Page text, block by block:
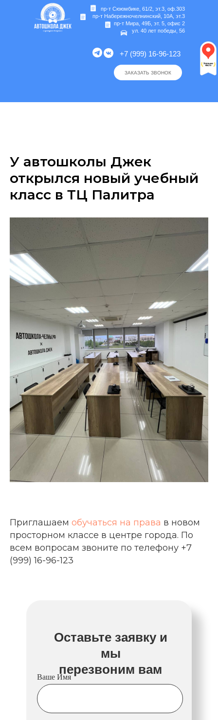
ЗАКАЗАТЬ ЗВОНОК
пр-т Сююмбике, 61/2, эт.3, оф.303
пр-т Набережночелнинский, 10А, эт.3
пр-т Мира, 49Б, эт. 5, офис 2
ул. 40 лет победы, 56
+7 (999) 16-96-123
У автошколы Джек
открылся новый учебный
класс в ТЦ Палитра
Приглашаем обучаться на права в новом
просторном классе в центре города. По
всем вопросам звоните по телефону +7
(999) 16-96-123
Оставьте заявку и
мы
перезвоним вам
Ваше Имя